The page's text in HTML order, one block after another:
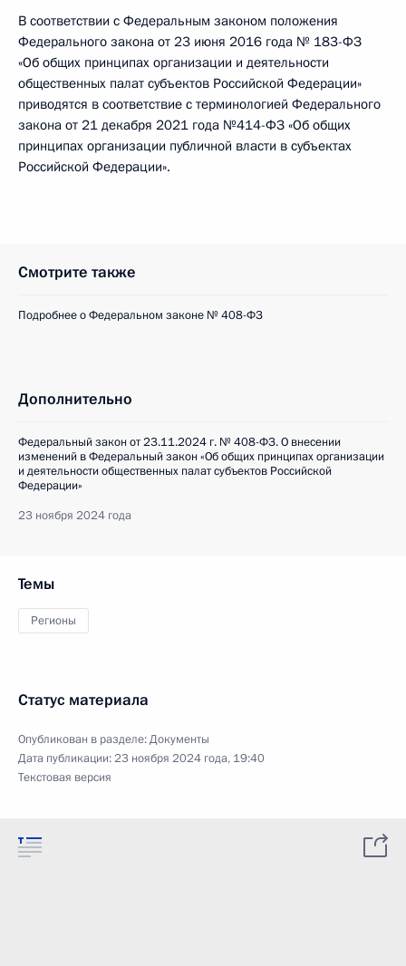
В соответствии с Федеральным законом положения
Федерального закона от 23 июня 2016 года № 183-ФЗ
«Об общих принципах организации и деятельности
общественных палат субъектов Российской Федерации»
приводятся в соответствие с терминологией Федерального
закона от 21 декабря 2021 года №414-ФЗ «Об общих
принципах организации публичной власти в субъектах
Российской Федерации».
Смотрите также
Подробнее о Федеральном законе № 408-ФЗ
Дополнительно
Федеральный закон от 23.11.2024 г. № 408-ФЗ. О внесении
изменений в Федеральный закон «Об общих принципах организации
и деятельности общественных палат субъектов Российской
Федерации»
23 ноября 2024 года
Темы
Регионы
Статус материала
Опубликован в разделе:Документы
Дата публикации:23 ноября 2024 года, 19:40
Текстовая версия